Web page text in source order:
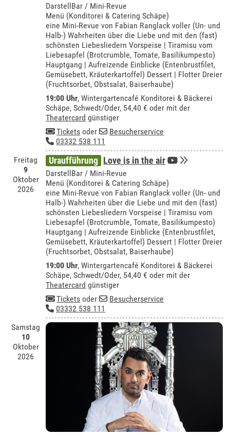
DarstellBar / Mini-Revue
Menü (Konditorei & Catering Schäpe)
eine Mini-Revue von Fabian Ranglack voller (Un- und
Halb-) Wahrheiten über die Liebe und mit den (fast)
schönsten Liebesliedern Vorspeise | Tiramisu vom
Liebesapfel (Brotcrumble, Tomate, Basilikumpesto)
Hauptgang | Aufreizende Einblicke (Entenbrustfilet,
Gemüsebett, Kräuterkartoffel) Dessert | Flotter Dreier
(Fruchtsorbet, Obstsalat, Baiserhaube)
19:00 Uhr,Wintergartencafé Konditorei & Bäckerei
Schäpe, Schwedt/Oder, 54,40 € oder mit der
Theatercard günstiger
Tickets oder
Besucherservice
03332 538 111
Freitag
9
Oktober
2026
Uraufführung Love is in the air
DarstellBar / Mini-Revue
Menü (Konditorei & Catering Schäpe)
eine Mini-Revue von Fabian Ranglack voller (Un- und
Halb-) Wahrheiten über die Liebe und mit den (fast)
schönsten Liebesliedern Vorspeise | Tiramisu vom
Liebesapfel (Brotcrumble, Tomate, Basilikumpesto)
Hauptgang | Aufreizende Einblicke (Entenbrustfilet,
Gemüsebett, Kräuterkartoffel) Dessert | Flotter Dreier
(Fruchtsorbet, Obstsalat, Baiserhaube)
19:00 Uhr,Wintergartencafé Konditorei & Bäckerei
Schäpe, Schwedt/Oder, 54,40 € oder mit der
Theatercard günstiger
Tickets oder
Besucherservice
03332 538 111
Samstag
10
Oktober
2026